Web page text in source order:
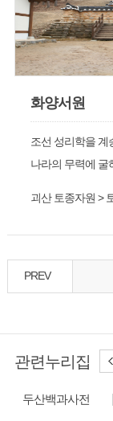
화양서원
조선 성리학을 계
나라의 무력에 굴
괴산 토종자원 >
PREV
관련누리집
두산백과사전